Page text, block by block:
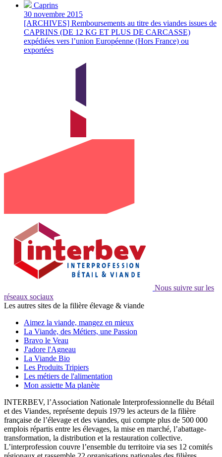
Caprins
30 novembre 2015
[ARCHIVES] Remboursements au titre des viandes issues de
CAPRINS (DE 12 KG ET PLUS DE CARCASSE)
expédiées vers l’union Européenne (Hors France) ou
exportées
Nous suivre sur les
réseaux sociaux
Les autres sites de la filière élevage & viande
Aimez la viande, mangez en mieux
La Viande, des Métiers, une Passion
Bravo le Veau
J'adore l'Agneau
La Viande Bio
Les Produits Tripiers
Les métiers de l'alimentation
Mon assiette Ma planète
INTERBEV, l’Association Nationale Interprofessionnelle du Bétail
et des Viandes, représente depuis 1979 les acteurs de la filière
française de l’élevage et des viandes, qui compte plus de 500 000
emplois répartis entre les élevages, la mise en marché, l’abattage-
transformation, la distribution et la restauration collective.
L’interprofession couvre l’ensemble du territoire via ses 12 comités